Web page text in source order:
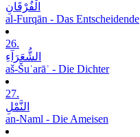
الْفُرْقَانِ
al-Furqān - Das Entscheidende
26.
الشُّعَرَآءِ
aš-Šuʿarāʾ - Die Dichter
27.
النَّمْلِ
an-Naml - Die Ameisen